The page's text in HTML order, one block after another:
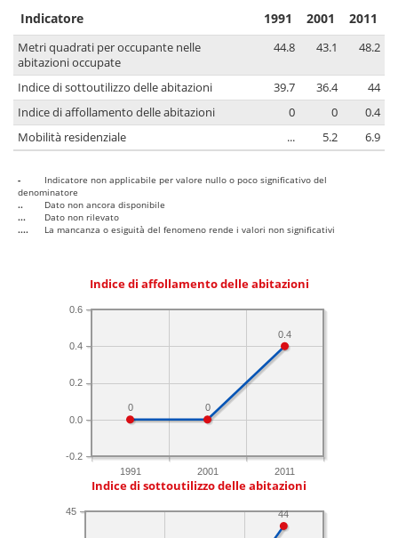
Indicatore 1991 2001 2011
Metri quadrati per occupante nelle
abitazioni occupate
44.8 43.1 48.2
Indice di sottoutilizzo delle abitazioni 39.7 36.4
44
Indice di affollamento delle abitazioni
0 0
0.4
Mobilità residenziale
... 5.2 6.9
-
Indicatore non applicabile per valore nullo o poco significativo del
denominatore
..
Dato non ancora disponibile
...
Dato non rilevato
....
La mancanza o esiguità del fenomeno rende i valori non significativi
Indice di affollamento delle abitazioni
1991 2001 2011
-0.2
0.0
0.2
0.4
0.6
0.4
0
0
Indice di sottoutilizzo delle abitazioni
45 44